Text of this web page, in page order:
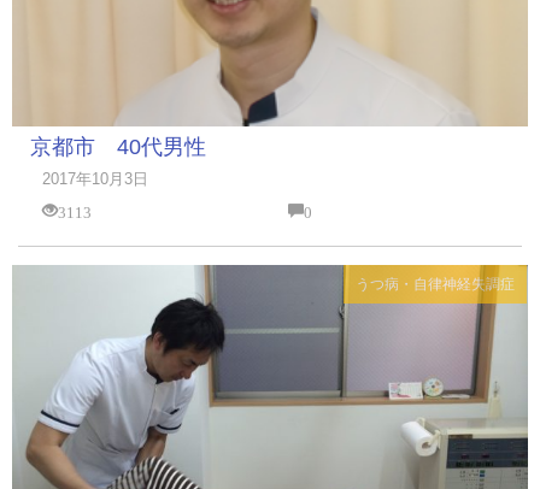
京都市 40代男性
2017年10月3日
3113
0
うつ病・自律神経失調症